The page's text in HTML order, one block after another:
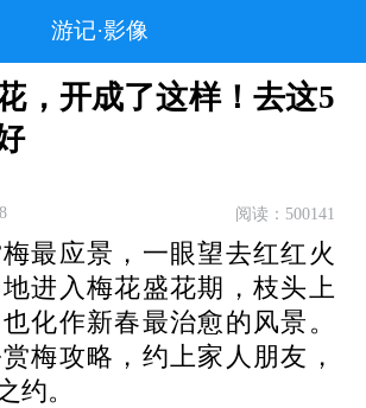
游记·影像
，开成了这样！去这5
阅读：500141
应景，一眼望去红红火
进入梅花盛花期，枝头上
化作新春最治愈的风景。
梅攻略，约上家人朋友，
约。